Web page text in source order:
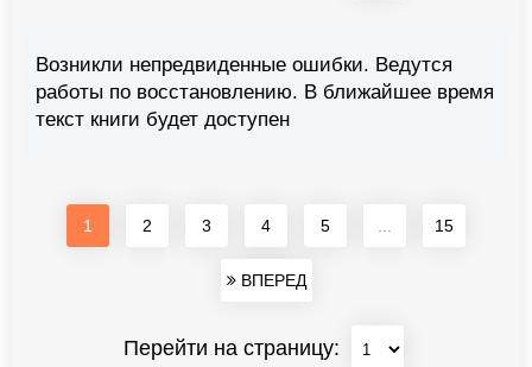
Возникли непредвиденные ошибки. Ведутся
работы по восстановлению. В ближайшее время
текст книги будет доступен
1 2 3 4 5 15
ВПЕРЕД
Перейти на страницу: